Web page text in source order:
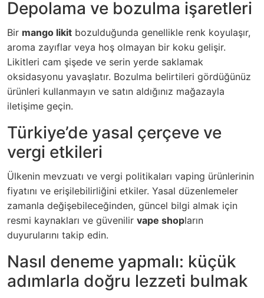
Depolama ve bozulma işaretleri
Bir mango likit bozulduğunda genellikle renk koyulaşır,
aroma zayıflar veya hoş olmayan bir koku gelişir.
Likitleri cam şişede ve serin yerde saklamak
oksidasyonu yavaşlatır. Bozulma belirtileri gördüğünüz
ürünleri kullanmayın ve satın aldığınız mağazayla
iletişime geçin.
Türkiye’de yasal çerçeve ve
vergi etkileri
Ülkenin mevzuatı ve vergi politikaları vaping ürünlerinin
fiyatını ve erişilebilirliğini etkiler. Yasal düzenlemeler
zamanla değişebileceğinden, güncel bilgi almak için
resmi kaynakları ve güvenilir vape shopların
duyurularını takip edin.
Nasıl deneme yapmalı: küçük
adımlarla doğru lezzeti bulmak